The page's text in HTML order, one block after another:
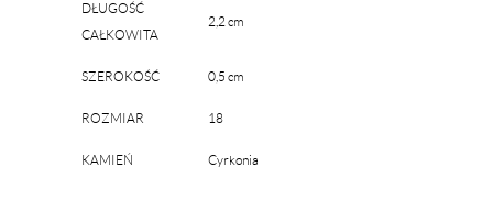
DŁUGOŚĆ
CAŁKOWITA
2,2 cm
SZEROKOŚĆ 0,5 cm
ROZMIAR 18
KAMIEŃ Cyrkonia